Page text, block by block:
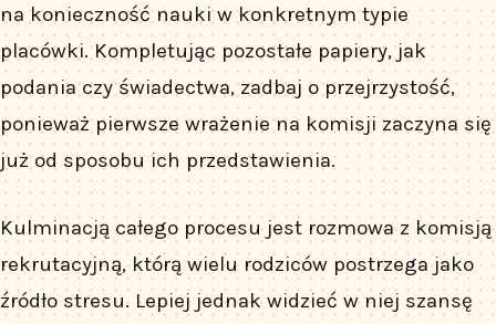
na konieczność nauki w konkretnym typie
placówki. Kompletując pozostałe papiery, jak
podania czy świadectwa, zadbaj o przejrzystość,
ponieważ pierwsze wrażenie na komisji zaczyna się
już od sposobu ich przedstawienia.
Kulminacją całego procesu jest rozmowa z komisją
rekrutacyjną, którą wielu rodziców postrzega jako
źródło stresu. Lepiej jednak widzieć w niej szansę